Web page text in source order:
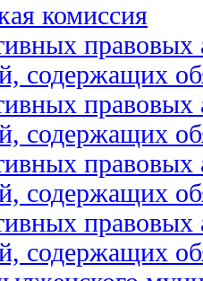
комиссия
правовых
содержащих
правовых
содержащих
правовых
содержащих
правовых
содержащих